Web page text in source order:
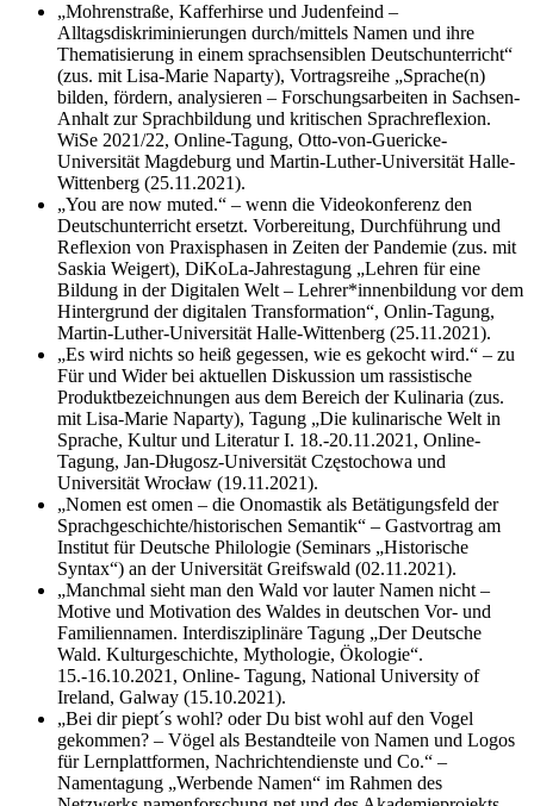
„Mohrenstraße, Kafferhirse und Judenfeind –
Alltagsdiskriminierungen durch/mittels Namen und ihre
Thematisierung in einem sprachsensiblen Deutschunterricht“
(zus. mit Lisa-Marie Naparty), Vortragsreihe „Sprache(n)
bilden, fördern, analysieren – Forschungsarbeiten in Sachsen-
Anhalt zur Sprachbildung und kritischen Sprachreflexion.
WiSe 2021/22, Online-Tagung, Otto-von-Guericke-
Universität Magdeburg und Martin-Luther-Universität Halle-
Wittenberg (25.11.2021).
„You are now muted.“ – wenn die Videokonferenz den
Deutschunterricht ersetzt. Vorbereitung, Durchführung und
Reflexion von Praxisphasen in Zeiten der Pandemie (zus. mit
Saskia Weigert), DiKoLa-Jahrestagung „Lehren für eine
Bildung in der Digitalen Welt – Lehrer*innenbildung vor dem
Hintergrund der digitalen Transformation“, Onlin-Tagung,
Martin-Luther-Universität Halle-Wittenberg (25.11.2021).
„Es wird nichts so heiß gegessen, wie es gekocht wird.“ – zu
Für und Wider bei aktuellen Diskussion um rassistische
Produktbezeichnungen aus dem Bereich der Kulinaria (zus.
mit Lisa-Marie Naparty), Tagung „Die kulinarische Welt in
Sprache, Kultur und Literatur I. 18.-20.11.2021, Online-
Tagung, Jan-Długosz-Universität Częstochowa und
Universität Wrocław (19.11.2021).
„Nomen est omen – die Onomastik als Betätigungsfeld der
Sprachgeschichte/historischen Semantik“ – Gastvortrag am
Institut für Deutsche Philologie (Seminars „Historische
Syntax“) an der Universität Greifswald (02.11.2021).
„Manchmal sieht man den Wald vor lauter Namen nicht –
Motive und Motivation des Waldes in deutschen Vor- und
Familiennamen. Interdisziplinäre Tagung „Der Deutsche
Wald. Kulturgeschichte, Mythologie, Ökologie“.
15.-16.10.2021, Online- Tagung, National University of
Ireland, Galway (15.10.2021).
„Bei dir piept´s wohl? oder Du bist wohl auf den Vogel
gekommen? – Vögel als Bestandteile von Namen und Logos
für Lernplattformen, Nachrichtendienste und Co.“ –
Namentagung „Werbende Namen“ im Rahmen des